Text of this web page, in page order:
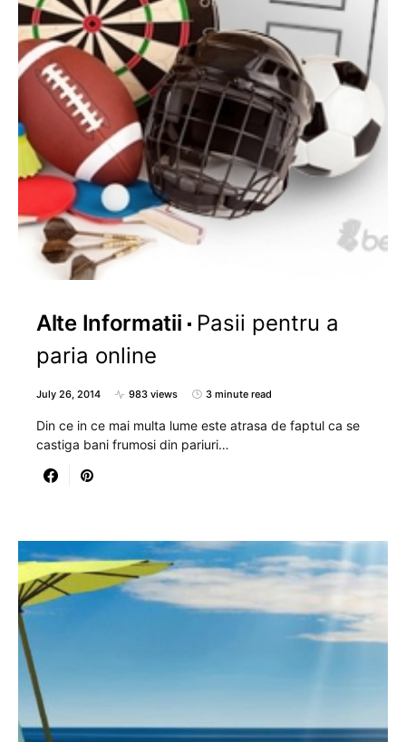
Alte Informatii
Pasii pentru a
paria online
July 26, 2014 983 views 3 minute read
Din ce in ce mai multa lume este atrasa de faptul ca se
castiga bani frumosi din pariuri…